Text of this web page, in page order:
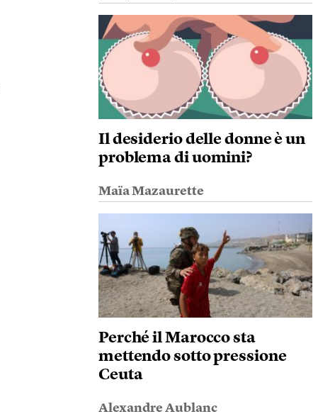
Il desiderio delle donne è un
problema di uomini?
Maïa Mazaurette
Perché il Marocco sta
mettendo sotto pressione
Ceuta
Alexandre Aublanc